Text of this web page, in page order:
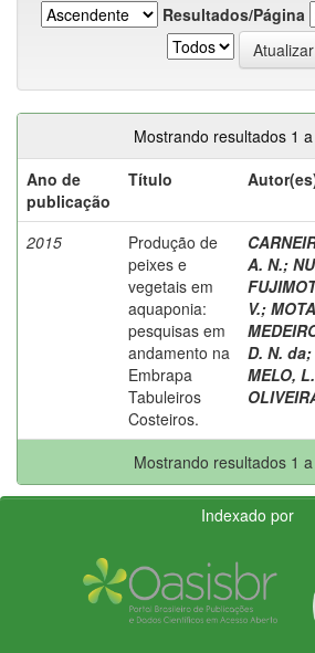
Resultados/Página
Mostrando resultados 1
Ano de
publicação
Título
2015
Produção de
peixes e
vegetais em
aquaponia:
pesquisas em
andamento na
Embrapa
Tabuleiros
Costeiros.
A. N.;
V.;
D. N. da;
MELO, L.
Mostrando resultados 1
Indexado por